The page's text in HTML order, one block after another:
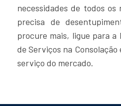
necessidades de todos os
precisa de
procure mais, ligue para a
de Serviços na
serviço do mercado.